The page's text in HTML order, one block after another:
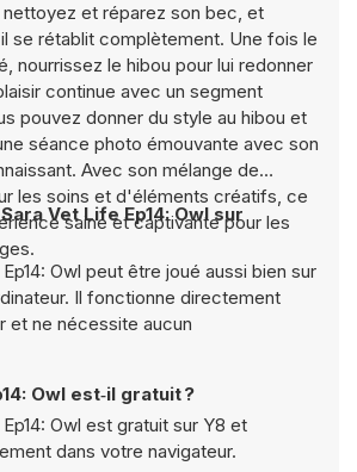
et réparez son bec, et
se rétablit complètement. Une fois le
nourrissez le hibou pour lui redonner
continue avec un segment
pouvez donner du style au hibou et
séance photo émouvante avec son
Avec son mélange de
les soins et d'éléments créatifs, ce
saine et captivante pour les
Vet Life Ep14: Owl sur
Owl peut être joué aussi bien sur
Il fonctionne directement
et ne nécessite aucun
Owl est‑il gratuit ?
Owl est gratuit sur Y8 et
dans votre navigateur.